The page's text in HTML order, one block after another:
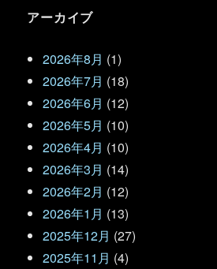
アーカイブ
2026年8月 (1)
2026年7月 (18)
2026年6月 (12)
2026年5月 (10)
2026年4月 (10)
2026年3月 (14)
2026年2月 (12)
2026年1月 (13)
2025年12月 (27)
2025年11月 (4)